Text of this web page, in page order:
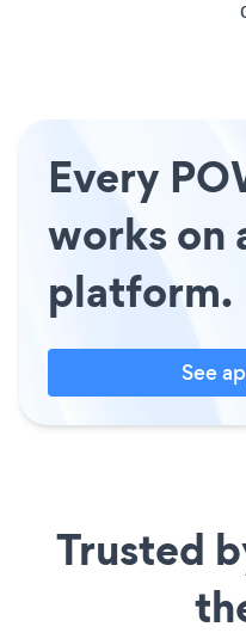
Every
works on
platform.
See
Trusted